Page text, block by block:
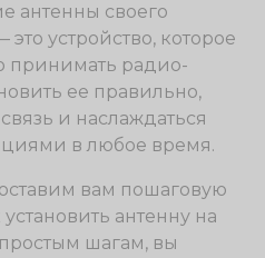
антенны своего
устройство, которое
принимать радио-
ее правильно,
и наслаждаться
в любое время.
вам пошаговую
антенну на
шагам, вы